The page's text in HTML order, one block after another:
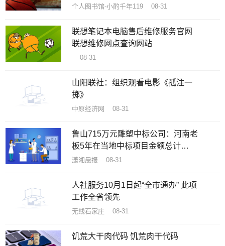
个人图书馆-小酌千年119 08-31
联想笔记本电脑售后维修服务官网
联想维修网点查询网站
08-31
山阳联社：组织观看电影《孤注一
掷》
中原经济网 08-31
鲁山715万元雕塑中标公司：河南老
板5年在当地中标项目金额总计
1482万
潇湘晨报 08-31
人社服务10月1日起“全市通办” 此项
工作全省领先
无线石家庄 08-31
饥荒大干肉代码 饥荒肉干代码